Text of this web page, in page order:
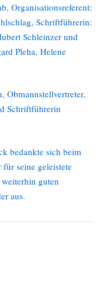
Organisationsreferent:
Schriftführerin:
Schleinzer und
Pleha, Helene
Obmannstellvertreter,
Schriftführerin
bedankte sich beim
seine geleistete
guten
aus.